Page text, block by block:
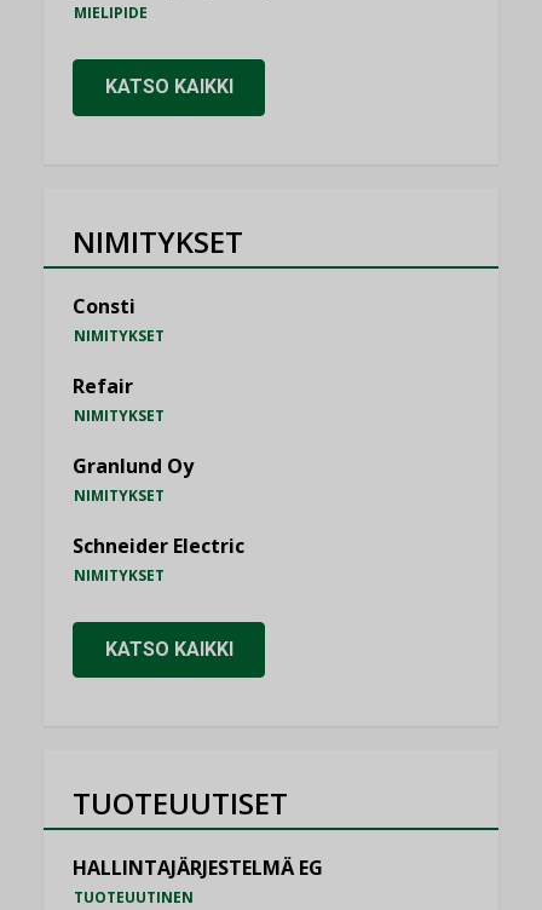
MIELIPIDE
KATSO KAIKKI
NIMITYKSET
Consti
NIMITYKSET
Refair
NIMITYKSET
Granlund Oy
NIMITYKSET
Schneider Electric
NIMITYKSET
KATSO KAIKKI
TUOTEUUTISET
HALLINTAJÄRJESTELMÄ EG
TUOTEUUTINEN